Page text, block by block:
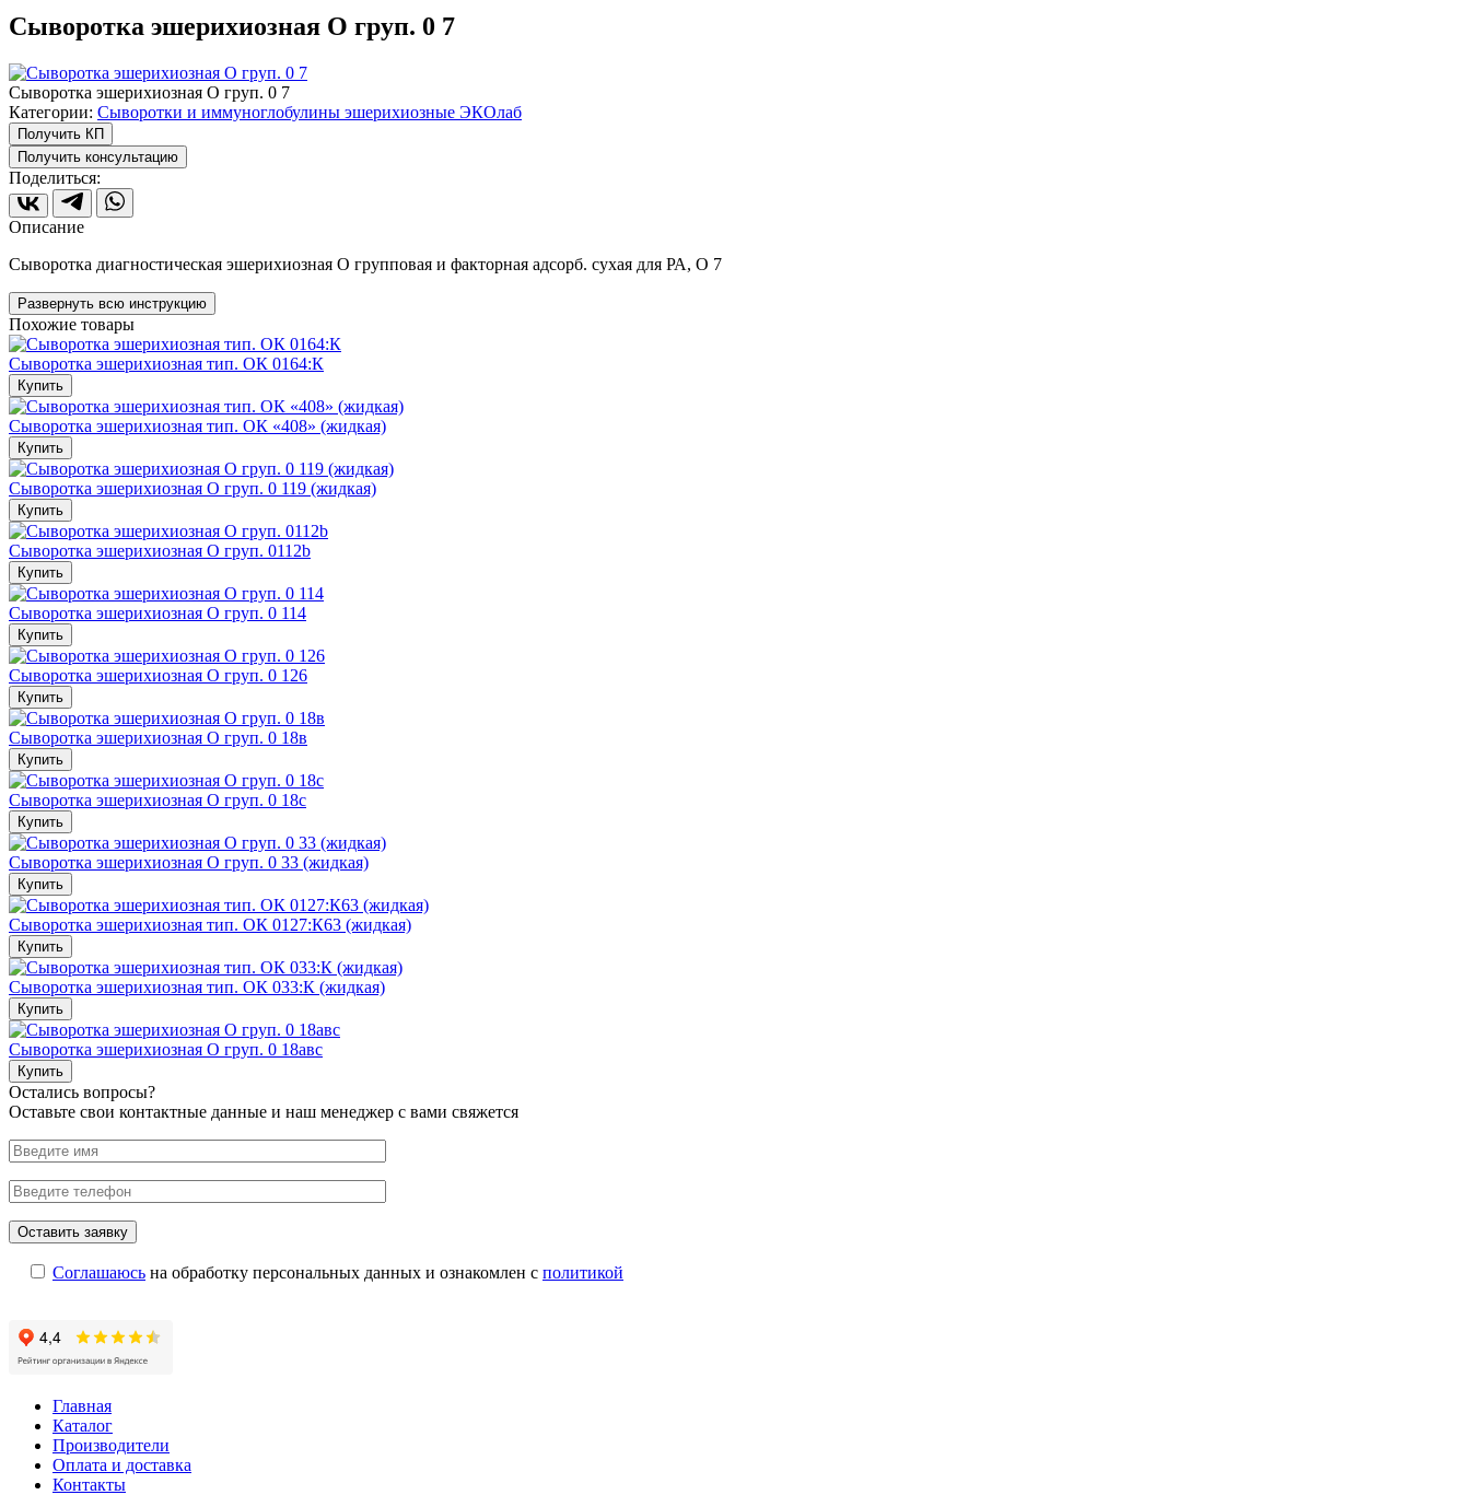
Cыворотка эшерихиозная О груп. 0 7
Cыворотка эшерихиозная О груп. 0 7
Категории: Сыворотки и иммуноглобулины эшерихиозные ЭКОлаб
Получить КП
Получить консультацию
Поделиться:
Описание
Сыворотка диагностическая эшерихиозная О групповая и факторная адсорб. сухая для РА, О 7
Развернуть всю инструкцию
Похожие товары
Cыворотка эшерихиозная тип. ОК 0164:К
Купить
Cыворотка эшерихиозная тип. ОК «408» (жидкая)
Купить
Cыворотка эшерихиозная О груп. 0 119 (жидкая)
Купить
Cыворотка эшерихиозная О груп. 0112b
Купить
Cыворотка эшерихиозная О груп. 0 114
Купить
Cыворотка эшерихиозная О груп. 0 126
Купить
Cыворотка эшерихиозная О груп. 0 18в
Купить
Cыворотка эшерихиозная О груп. 0 18с
Купить
Cыворотка эшерихиозная О груп. 0 33 (жидкая)
Купить
Cыворотка эшерихиозная тип. ОК 0127:К63 (жидкая)
Купить
Cыворотка эшерихиозная тип. ОК 033:К (жидкая)
Купить
Cыворотка эшерихиозная О груп. 0 18авс
Купить
Остались вопросы?
Оставьте свои контактные данные и наш менеджер с вами свяжется
Соглашаюсь на обработку персональных данных и ознакомлен с политикой
Главная
Каталог
Производители
Оплата и доставка
Контакты